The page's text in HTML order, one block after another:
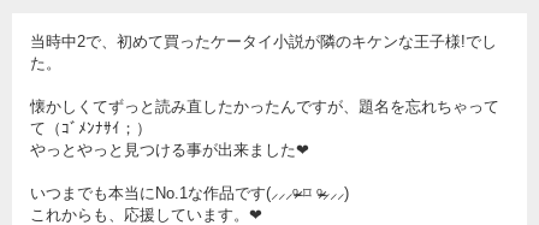
当時中2で、初めて買ったケータイ小説が隣のキケンな王子様!でし
た。
懐かしくてずっと読み直したかったんですが、題名を忘れちゃって
て（ｺﾞﾒﾝﾅｻｲ；）
やっとやっと見つける事が出来ました❤︎
いつまでも本当にNo.1な作品です(⸝⸝⸝ᵒ̴̶̷ ⌑ ᵒ̴̶̷⸝⸝⸝)
これからも、応援しています。❤︎